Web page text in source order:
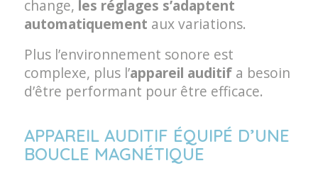
change, les réglages s’adaptent
automatiquement aux variations.
Plus l’environnement sonore est
complexe, plus l’appareil auditifa besoin
d’être performant pour être efficace.
APPAREIL AUDITIF ÉQUIPÉ D’UNE
BOUCLE MAGNÉTIQUE